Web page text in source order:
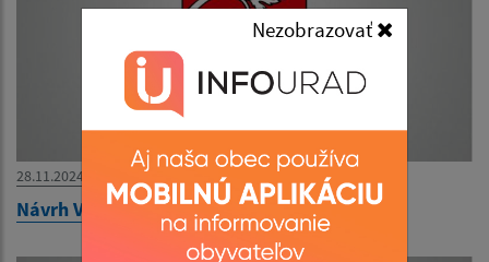
Nezobrazovať
28.11.2024
Návrh VZN o miestnych daniach